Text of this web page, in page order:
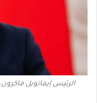
الرئيس إيمانويل